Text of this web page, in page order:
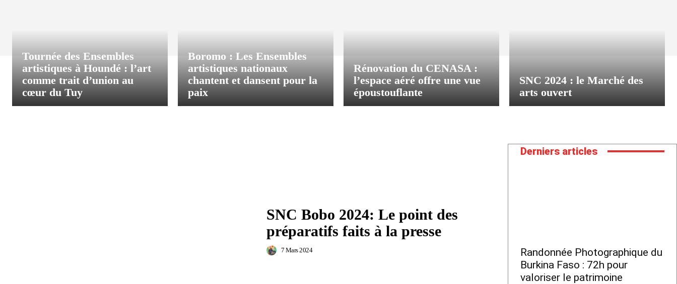
Tournée des Ensembles
artistiques à Houndé : l’art
comme trait d’union au
cœur du Tuy
Boromo : Les Ensembles
artistiques nationaux
chantent et dansent pour la
paix
Rénovation du CENASA :
l’espace aéré offre une vue
époustouflante
SNC 2024 : le Marché des
arts ouvert
SNC Bobo 2024: Le point des
préparatifs faits à la presse
7 Mars 2024
Derniers articles
Randonnée Photographique du
Burkina Faso : 72h pour
valoriser le patrimoine